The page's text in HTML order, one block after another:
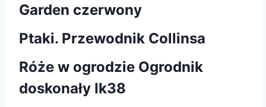
Garden czerwony
Ptaki. Przewodnik Collinsa
Róże w ogrodzie Ogrodnik
doskonały Ik38